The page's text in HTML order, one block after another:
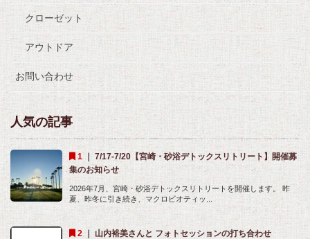
クローゼット
アウトドア
お問い合わせ
人気の記事
7/17-7/20【宮崎・砂浴デトックスリトリート】開催募
集のお知らせ
2026年7月、宮崎・砂浴デトックスリトリートを開催します。 昨
夏、昨冬に引き続き、マクロビオティッ...
｜ 山内裕美さんと フォトセッションの打ち合わせ